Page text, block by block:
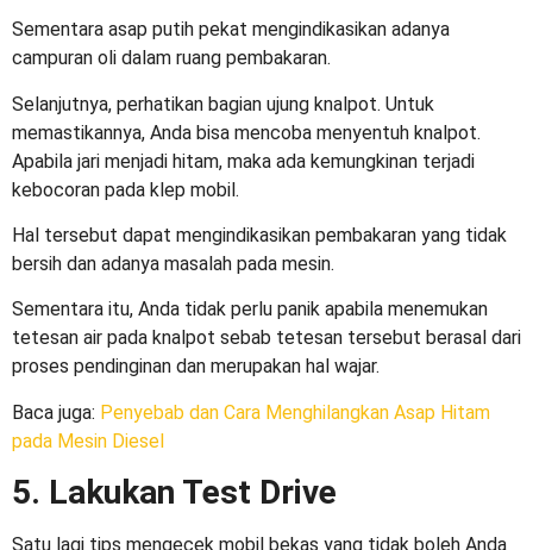
Sementara asap putih pekat mengindikasikan adanya
campuran oli dalam ruang pembakaran.
Selanjutnya, perhatikan bagian ujung knalpot. Untuk
memastikannya, Anda bisa mencoba menyentuh knalpot.
Apabila jari menjadi hitam, maka ada kemungkinan terjadi
kebocoran pada klep mobil.
Hal tersebut dapat mengindikasikan pembakaran yang tidak
bersih dan adanya masalah pada mesin.
Sementara itu, Anda tidak perlu panik apabila menemukan
tetesan air pada knalpot sebab tetesan tersebut berasal dari
proses pendinginan dan merupakan hal wajar.
Baca juga: Penyebab dan Cara Menghilangkan Asap Hitam
pada Mesin Diesel
5. Lakukan Test Drive
Satu lagi tips mengecek mobil bekas yang tidak boleh Anda